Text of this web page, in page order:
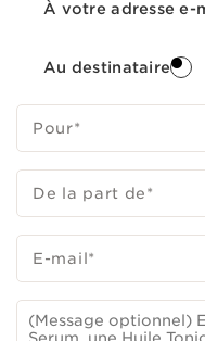
À votre adresse e-
Au destinataire
Pour*
De la part de*
E-mail*